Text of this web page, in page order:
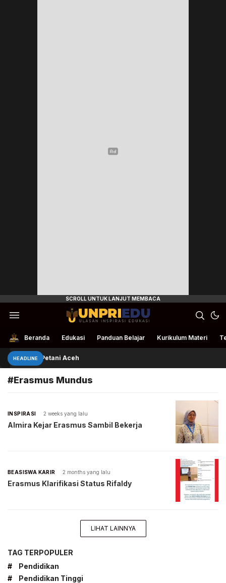
UnpriEdu
Ulasan Inspirasi Edukasi
Beranda Edukasi Panduan Belajar Kurikulum Materi
HEADLINE
Bantu Petani Aceh
#Erasmus Mundus
INSPIRASI 2 weeks yang lalu
Almira Kejar Erasmus Sambil Bekerja
BEASISWA KARIR 2 months yang lalu
Erasmus Klarifikasi Status Rifaldy
LIHAT LAINNYA
TAG TERPOPULER
#
Pendidikan
#
Pendidikan Tinggi